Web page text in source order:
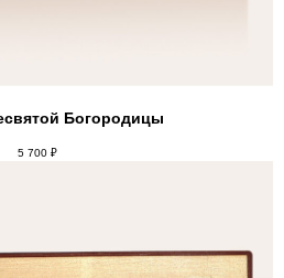
Богородицы
5 700 ₽